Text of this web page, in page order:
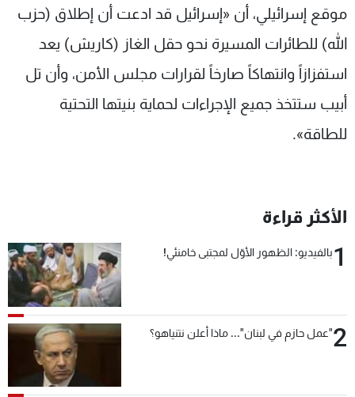
موقع إسرائيلي، أن «إسرائيل قد ادعت أن إطلاق (حزب
الله) للطائرات المسيرة نحو حقل الغاز (كاريش) يعد
استفزازاً وانتهاكاً صارخاً لقرارات مجلس الأمن، وأن تل
أبيب ستتخذ جميع الإجراءات لحماية بنيتها التحتية
للطاقة».
الأكثر قراءة
1بالفيديو: الظهور الأوّل لمجتبى خامنئي!
2"عمل حازم في لبنان"... ماذا أعلن نتنياهو؟